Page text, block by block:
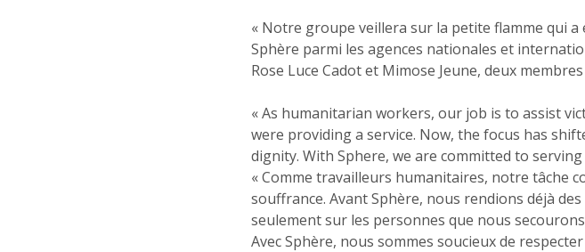
« Notre groupe veillera sur la petite flamme qui
Sphère parmi les agences nationales et
Rose Luce Cadot et Mimose Jeune, deux
« As humanitarian workers, our job is to assist
were providing a service. Now, the focus has
dignity. With Sphere, we are committed to
« Comme travailleurs humanitaires, notre tâche
souffrance. Avant Sphère, nous rendions déjà
seulement sur les personnes que nous
Avec Sphère, nous sommes soucieux de